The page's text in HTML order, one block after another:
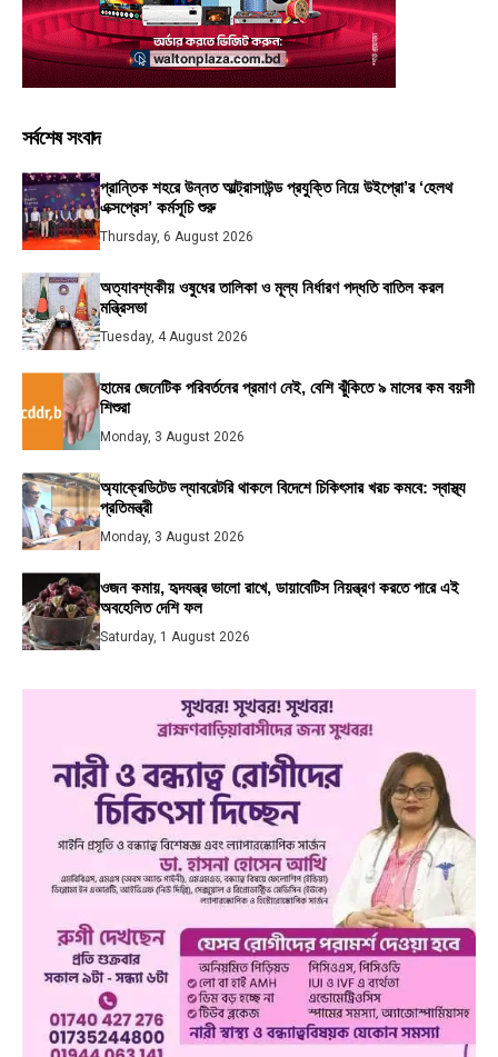
সর্বশেষ সংবাদ
প্রান্তিক শহরে উন্নত আল্ট্রাসাউন্ড প্রযুক্তি নিয়ে উইপ্রো’র ‘হেলথ
এক্সপ্রেস’ কর্মসূচি শুরু
Thursday, 6 August 2026
অত্যাবশ্যকীয় ওষুধের তালিকা ও মূল্য নির্ধারণ পদ্ধতি বাতিল করল
মন্ত্রিসভা
Tuesday, 4 August 2026
হামের জেনেটিক পরিবর্তনের প্রমাণ নেই, বেশি ঝুঁকিতে ৯ মাসের কম বয়সী
শিশুরা
Monday, 3 August 2026
অ্যাক্রেডিটেড ল্যাবরেটরি থাকলে বিদেশে চিকিৎসার খরচ কমবে: স্বাস্থ্য
প্রতিমন্ত্রী
Monday, 3 August 2026
ওজন কমায়, হৃদযন্ত্র ভালো রাখে, ডায়াবেটিস নিয়ন্ত্রণ করতে পারে এই
অবহেলিত দেশি ফল
Saturday, 1 August 2026